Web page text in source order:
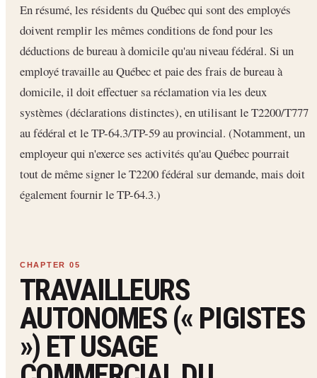
En résumé, les résidents du Québec qui sont des employés
doivent remplir les mêmes conditions de fond pour les
déductions de bureau à domicile qu'au niveau fédéral. Si un
employé travaille au Québec et paie des frais de bureau à
domicile, il doit effectuer sa réclamation via les deux
systèmes (déclarations distinctes), en utilisant le T2200/T777
au fédéral et le TP-64.3/TP-59 au provincial. (Notamment, un
employeur qui n'exerce ses activités qu'au Québec pourrait
tout de même signer le T2200 fédéral sur demande, mais doit
également fournir le TP-64.3.)
TRAVAILLEURS
AUTONOMES (« PIGISTES
») ET USAGE